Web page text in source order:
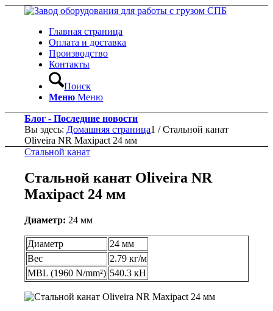
Главная страница
Оплата и доставка
Производство
Контакты
Поиск
Меню Меню
Блог - Последние новости
Вы здесь: Домашняя страница1 / Стальной канат
Oliveira NR Maxipact 24 мм
Стальной канат
Стальной канат Oliveira NR
Maxipact 24 мм
Диаметр: 24 мм
Диаметр
24 мм
Вес
2.79 кг/м
MBL (1960 N/mm²) 540.3 кН